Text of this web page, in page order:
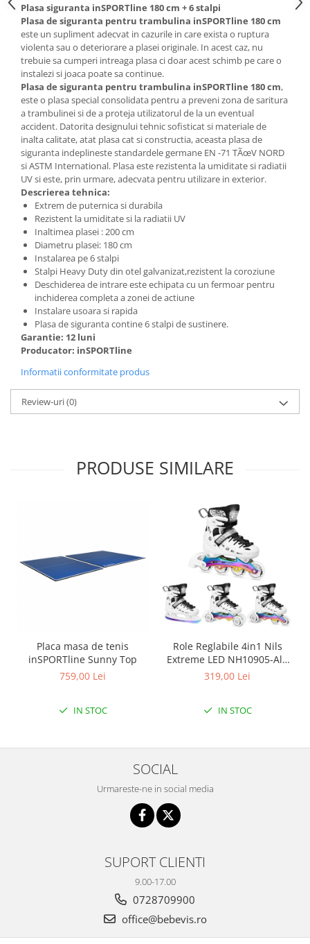
Plasa siguranta inSPORTline 180 cm + 6 stalpi
Plasa de siguranta pentru trambulina inSPORTline 180 cm
este un supliment adecvat in cazurile in care exista o ruptura
violenta sau o deteriorare a plasei originale. In acest caz, nu
trebuie sa cumperi intreaga plasa ci doar acest schimb pe care o
instalezi si joaca poate sa continue.
Plasa de siguranta pentru trambulina inSPORTline 180 cm,
este o plasa special consolidata pentru a preveni zona de saritura
a trambulinei si de a proteja utilizatorul de la un eventual
accident. Datorita designului tehnic sofisticat si materiale de
inalta calitate, atat plasa cat si constructia, aceasta plasa de
siguranta indeplineste standardele germane EN -71 TÃœV NORD
si ASTM International. Plasa este rezistenta la umiditate si radiatii
UV si este, prin urmare, adecvata pentru utilizare in exterior.
Descrierea tehnica:
Extrem de puternica si durabila
Rezistent la umiditate si la radiatii UV
Inaltimea plasei : 200 cm
Diametru plasei: 180 cm
Instalarea pe 6 stalpi
Stalpi Heavy Duty din otel galvanizat,rezistent la coroziune
Deschiderea de intrare este echipata cu un fermoar pentru
inchiderea completa a zonei de actiune
Instalare usoara si rapida
Plasa de siguranta contine 6 stalpi de sustinere.
Garantie: 12 luni
Producator: inSPORTline
Informatii conformitate produs
Review-uri(0)
PRODUSE SIMILARE
Placa masa de tenis
inSPORTline Sunny Top
759,00 Lei
IN STOC
Role Reglabile 4in1 Nils
Extreme LED NH10905-Alb
curcubeu
319,00 Lei
IN STOC
SOCIAL
Urmareste-ne in social media
SUPORT CLIENTI
9.00-17.00
0728709900
office@bebevis.ro